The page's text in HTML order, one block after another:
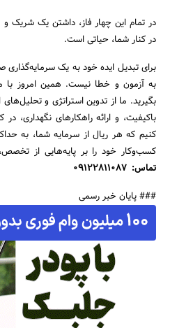
در تمام این چهار فاز، داشتن یک شریک
در کنار شما، حیاتی است.
برای تبدیل ایده خود به یک سرمایه‌گذاری
به آزمون و خطا نیست. همین امروز
بگیرید. ما از تدوین استراتژی و
باکیفیت، و ارائه راهکارهای نگهداری،
کنیم که هر ریال از سرمایه شما، به
کسب‌وکار خود را بر پایه‌هایی از
تماس: 09122811087
### پایان خبر رسمی